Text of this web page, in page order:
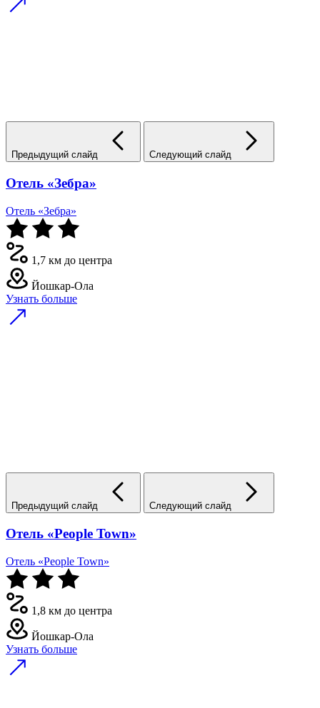
Предыдущий слайд Следующий слайд
Отель «Зебра»
Отель «Зебра»
1,7 км до центра
Йошкар-Ола
Узнать больше
Предыдущий слайд Следующий слайд
Отель «People Town»
Отель «People Town»
1,8 км до центра
Йошкар-Ола
Узнать больше